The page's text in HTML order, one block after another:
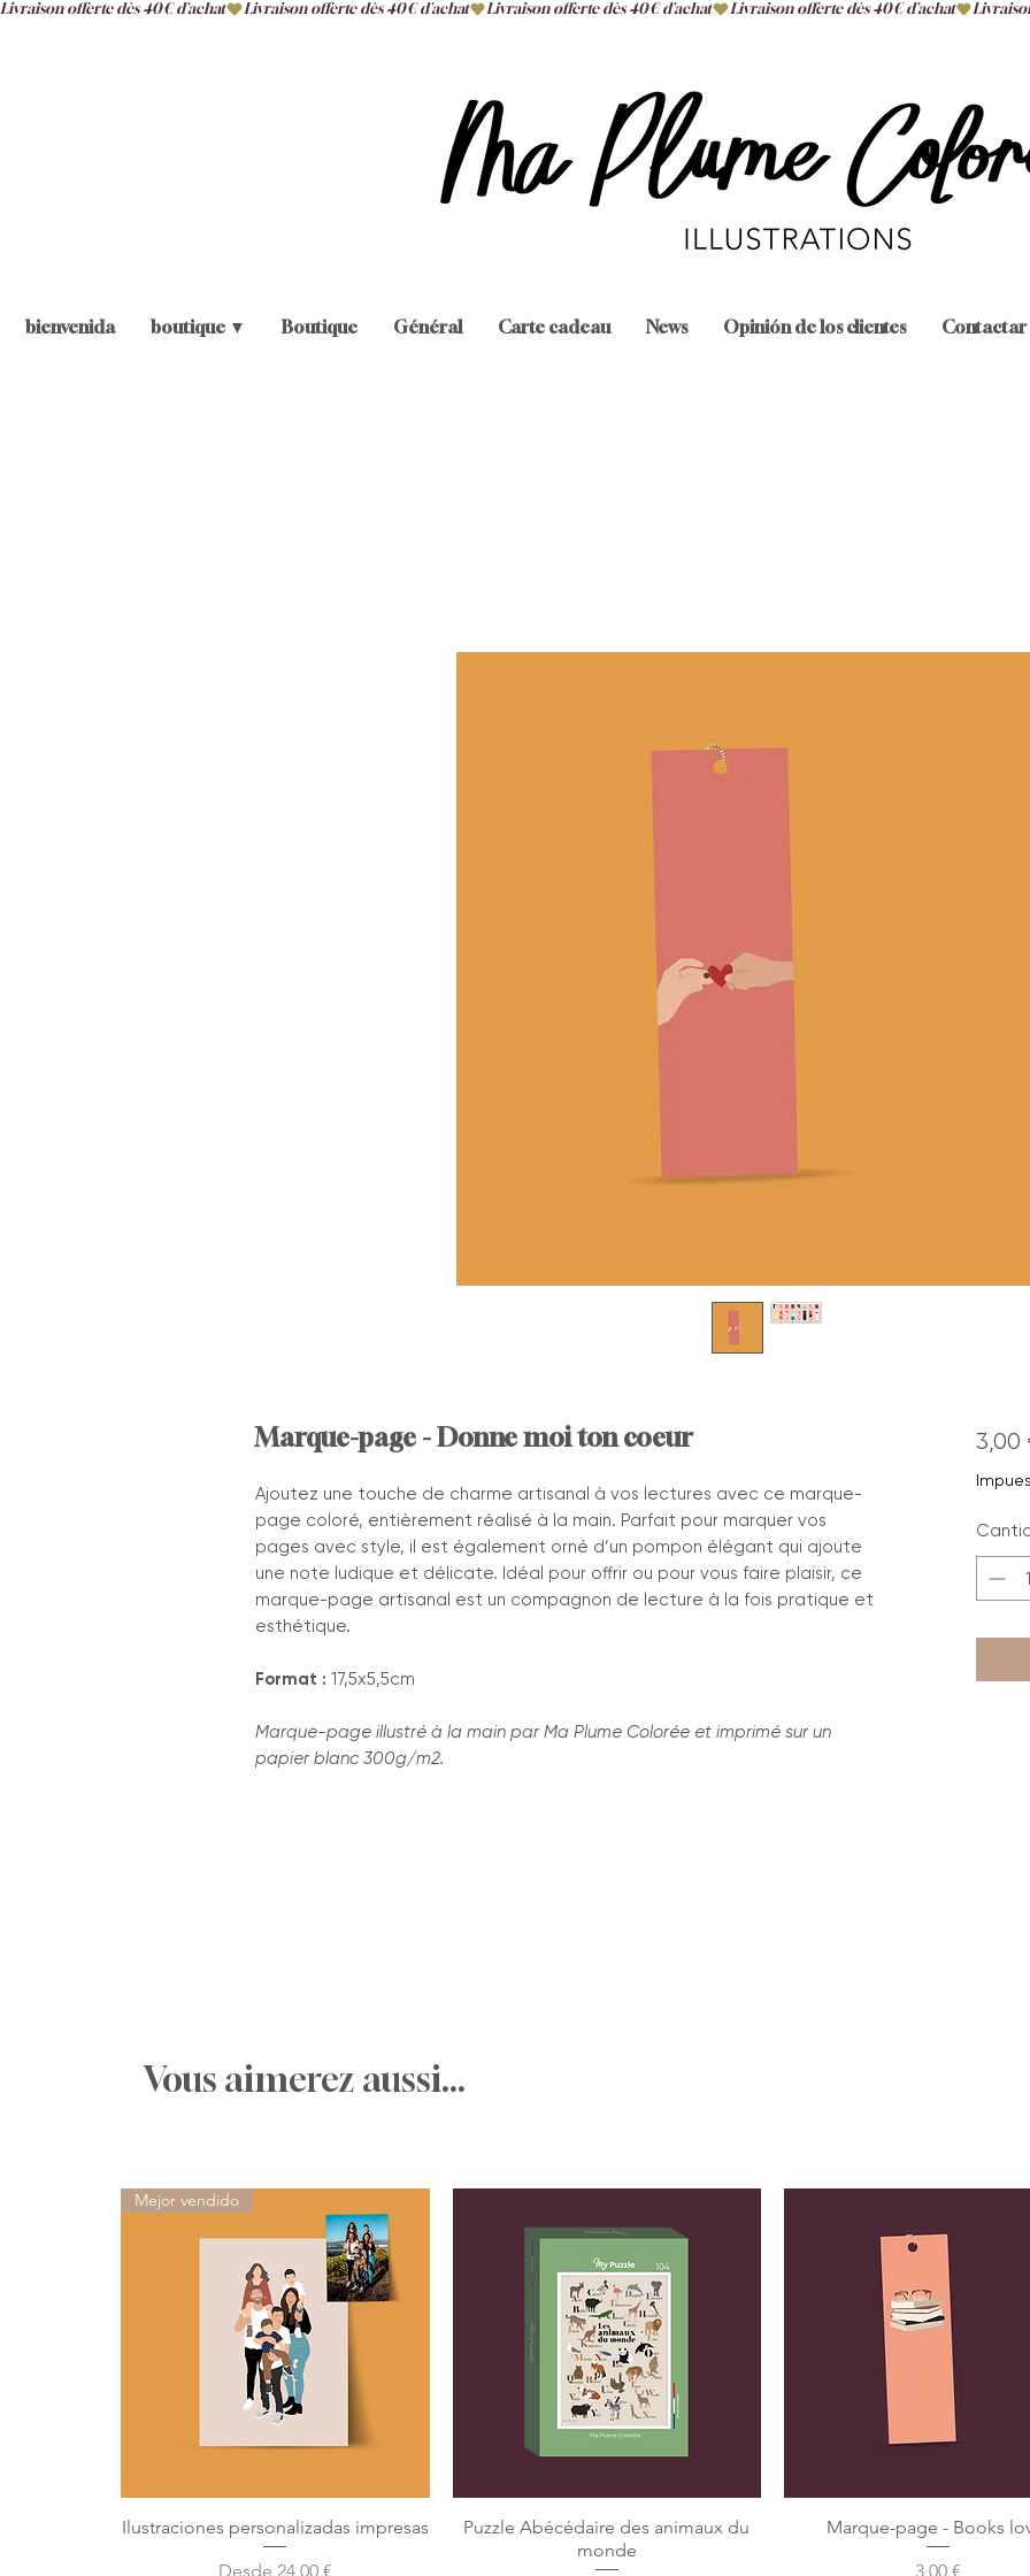
Livraison offerte dès 40€ d'achat
bienvenida boutique ▼ Boutique Général Carte cadeau News Opinión de los clientes Contactar
Marque-page - Donne moi ton coeur
Ajoutez une touche de charme artisanal à vos lectures avec ce marque-
page coloré, entièrement réalisé à la main. Parfait pour marquer vos
pages avec style, il est également orné d’un pompon élégant qui ajoute
une note ludique et délicate. Idéal pour offrir ou pour vous faire plaisir, ce
marque-page artisanal est un compagnon de lecture à la fois pratique et
esthétique.
Format : 17,5x5,5cm
Marque-page illustré à la main par Ma Plume Colorée et imprimé sur un
papier blanc 300g/m2.
3,00
Vous aimerez aussi...
Mejor vendido
Ilustraciones personalizadas impresas
Desde 24,00 €
Precio de oferta
Puzzle Abécédaire des animaux du
monde
Marque-page - Books
Precio
3,00 €